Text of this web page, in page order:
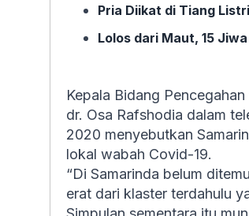
Pria Diikat di Tiang
Lolos dari Maut, 15
Kepala Bidang
dr. Osa Rafshodia dalam
2020 menyebutkan
lokal wabah Covid-19.
“Di Samarinda belum
erat dari klaster terdahulu